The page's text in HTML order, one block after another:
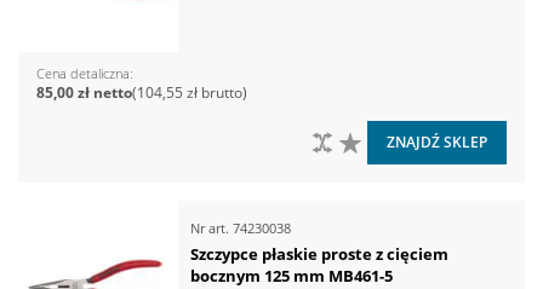
Cena detaliczna
104,55 zł
85,00 zł
DO LISTY ŻYCZEŃ
DO PORÓWNANIA
ZNAJDŹ SKLEP
Nr art. 74230038
Szczypce płaskie proste z cięciem
bocznym 125 mm MB461-5